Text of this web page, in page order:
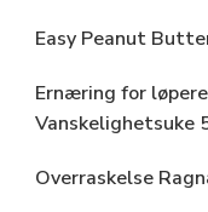
Easy Peanut
Ernæring for
Vanskelighetsuke
Overraskelse